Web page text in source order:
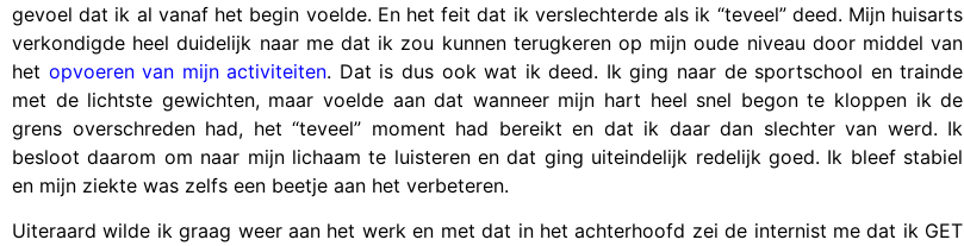
gevoel dat ik al vanaf het begin voelde. En het feit dat ik verslechterde als ik “teveel” deed. Mijn huisarts
verkondigde heel duidelijk naar me dat ik zou kunnen terugkeren op mijn oude niveau door middel van
het opvoeren van mijn activiteiten. Dat is dus ook wat ik deed. Ik ging naar de sportschool en trainde
met de lichtste gewichten, maar voelde aan dat wanneer mijn hart heel snel begon te kloppen ik de
grens overschreden had, het “teveel” moment had bereikt en dat ik daar dan slechter van werd. Ik
besloot daarom om naar mijn lichaam te luisteren en dat ging uiteindelijk redelijk goed. Ik bleef stabiel
en mijn ziekte was zelfs een beetje aan het verbeteren.
Uiteraard wilde ik graag weer aan het werk en met dat in het achterhoofd zei de internist me dat ik GET